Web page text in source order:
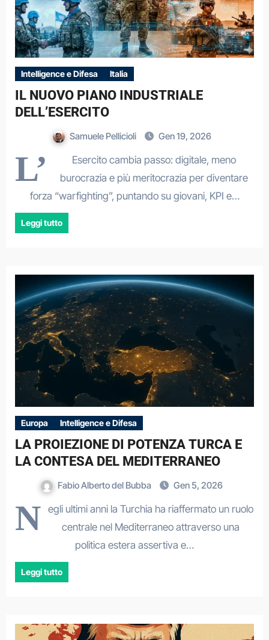
Intelligence e Difesa Italia
IL NUOVO PIANO INDUSTRIALE
DELL’ESERCITO
Samuele Pellicioli Gen 19, 2026
L’
Esercito cambia passo: digitale, meno
burocrazia e più meritocrazia per diventare
forza “warfighting”, puntando su giovani, KPI e…
Leggi tutto
Europa Intelligence e Difesa
LA PROIEZIONE DI POTENZA TURCA E
LA CONTESA DEL MEDITERRANEO
Fabio Alberto del Bubba Gen 5, 2026
N
egli ultimi anni la Turchia ha riaffermato un ruolo
centrale nel Mediterraneo attraverso una
politica estera assertiva e…
Leggi tutto